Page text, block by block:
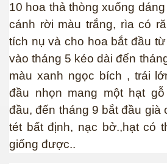
10 hoa thả thòng xuống
cánh rời màu trắng, rìa có
tích nụ và cho hoa bắt đầu
vào tháng 5 kéo dài đến
màu xanh ngọc bích , trái
đầu nhọn mang một hạt
đầu, đến tháng 9 bắt đầu già
tét bất định, nạc bở.,hạt có
giống được..
cổ đại